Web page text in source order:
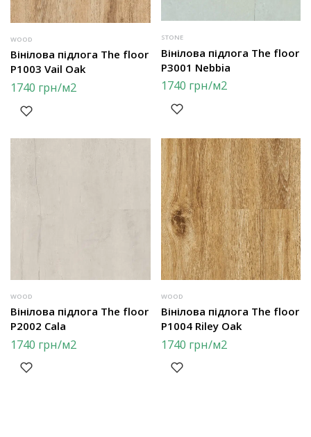
WOOD
Вінілова підлога The floor
P1003 Vail Oak
1740 грн/м2
STONE
Вінілова підлога The floor
P3001 Nebbia
1740 грн/м2
WOOD
Вінілова підлога The floor
P2002 Cala
1740 грн/м2
WOOD
Вінілова підлога The floor
P1004 Riley Oak
1740 грн/м2